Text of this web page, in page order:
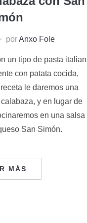
porAnxo Fole
un tipo de pasta
con patata cocida,
le daremos una
y en lugar de
en una salsa
San Simón.
MÁS